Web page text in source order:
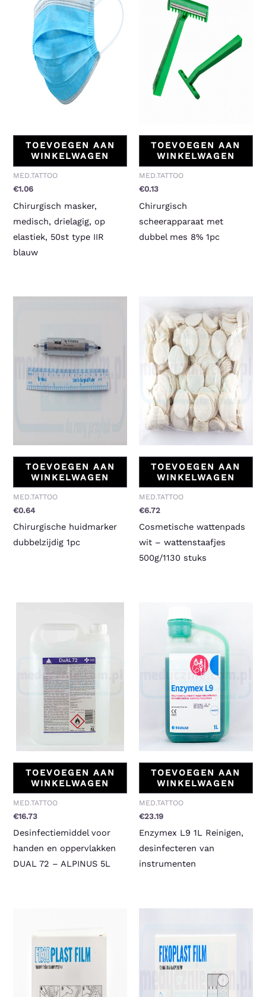
TOEVOEGEN AAN
WINKELWAGEN
MED.TATTOO
€1.06
Chirurgisch masker,
medisch, drielagig, op
elastiek, 50st type IIR
blauw
TOEVOEGEN AAN
WINKELWAGEN
MED.TATTOO
€0.13
Chirurgisch
scheerapparaat met
dubbel mes 8% 1pc
TOEVOEGEN AAN
WINKELWAGEN
MED.TATTOO
€0.64
Chirurgische huidmarker
dubbelzijdig 1pc
TOEVOEGEN AAN
WINKELWAGEN
MED.TATTOO
€6.72
Cosmetische wattenpads
wit – wattenstaafjes
500g/1130 stuks
TOEVOEGEN AAN
WINKELWAGEN
MED.TATTOO
€16.73
Desinfectiemiddel voor
handen en oppervlakken
DUAL 72 – ALPINUS 5L
TOEVOEGEN AAN
WINKELWAGEN
MED.TATTOO
€23.19
Enzymex L9 1L Reinigen,
desinfecteren van
instrumenten